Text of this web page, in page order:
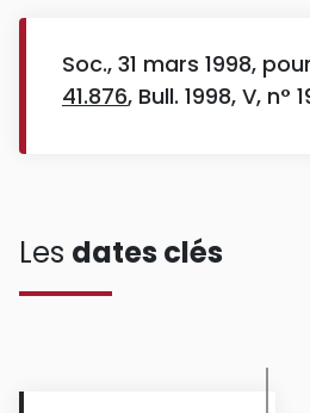
Soc., 31 mars 1998,
41.876, Bull. 1998, V,
Les dates clés